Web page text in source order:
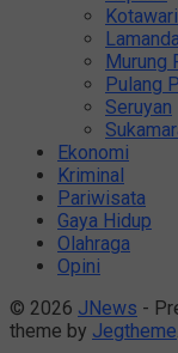
Murung
Pulang
Seruyan
Ekonomi
Kriminal
Pariwisata
Gaya Hidup
Olahraga
Opini
© 2026 JNews -
theme by Jegtheme